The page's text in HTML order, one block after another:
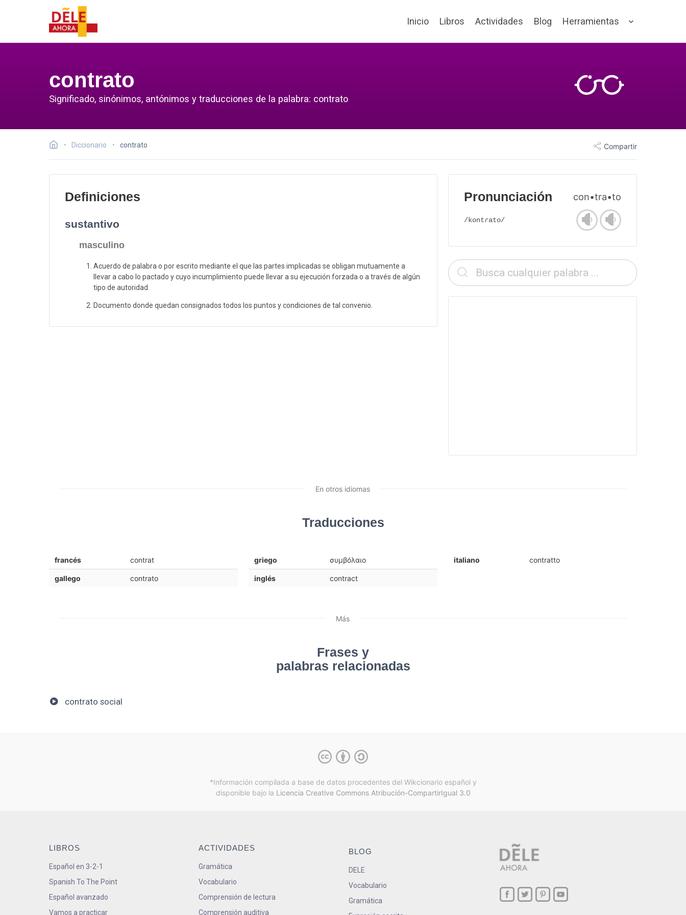
Inicio Libros Actividades Blog Herramientas
contrato
Significado, sinónimos, antónimos y traducciones de la palabra: contrato
Diccionario contrato Compartir
Definiciones
sustantivo
masculino
Acuerdo de palabra o por escrito mediante el que las partes implicadas se obligan mutuamente a
llevar a cabo lo pactado y cuyo incumplimiento puede llevar a su ejecución forzada o a través de algún
tipo de autoridad.
Documento donde quedan consignados todos los puntos y condiciones de tal convenio.
Pronunciación con•tra•to
/kontɾato/
En otros idiomas
Traducciones
francés contrat
gallego contrato
griego συμβόλαιο
inglés contract
italiano contratto
Más
Frases y
palabras relacionadas
contrato social
*Información compilada a base de datos procedentes del Wikcionario español y
disponible bajo la Licencia Creative Commons Atribución-CompartirIgual 3.0
LIBROS
Español en 3-2-1
Spanish To The Point
Español avanzado
Vamos a practicar
ACTIVIDADES
Gramática
Vocabulario
Comprensión de lectura
Comprensión auditiva
BLOG
DELE
Vocabulario
Gramática